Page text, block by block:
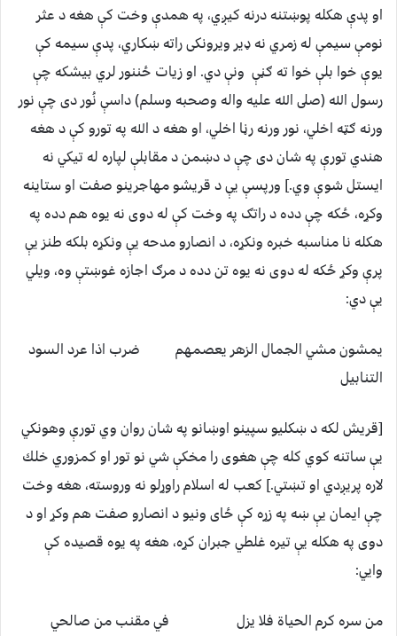
او پدې هكله پوښتنه درنه كيږي، په همدې وخت كې هغه د عثر
نومې سيمې له زمري نه ډير ويرونكى راته ښكاري، پدې سيمه كې
يوې خوا بلې خوا ته ګڼې ونې دي. او زيات ځننور لري بيشكه چې
رسول الله (صلى الله عليه واله وصحبه وسلم) داسې نُور دى چې نور
ورنه ګټه اخلي، نور ورنه رڼا اخلي، او هغه د الله په تورو كې د هغه
هندي تورې په شان دى چې د دښمن د مقابلې لپاره له تيكي نه
ايستل شوې وي.] ورپسې يې د قريشو مهاجرينو صفت او ستاينه
وكړه، ځكه چې دده د راتګ په وخت كې له دوى نه يوه هم دده په
هكله نا مناسبه خبره ونكړه، د انصارو مدحه يې ونكړه بلكه طنز يې
پرې وكړ ځكه له دوى نه يوه تن دده د مرګ اجازه غوښتې وه، ويلي
يې دي:
يمشون مشي الجمال الزهر يعصمهم ضرب اذا عرد السود
التنابيل
[قريش لكه د ښكليو سپينو اوښانو په شان روان وي تورې وهونكي
يې ساتنه كوي كله چې هغوى را مخكې شي نو تور او كمزوري خلك
لاره پريږدي او تښتي.] كعب له اسلام راوړلو نه وروسته، هغه وخت
چې ايمان يې ښه په زړه كې ځاى ونيو د انصارو صفت هم وكړ او د
دوى په هكله يې تيره غلطي جبران كړه، هغه په يوه قصيده كې
وايي:
من سره كرم الحياة فلا يزل في مقنب من صالحي